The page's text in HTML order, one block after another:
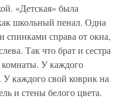
«Детская» была
школьный пенал. Одна
спинками справа от окна,
Так что брат и сестра
комнаты. У каждого
У каждого свой коврик на
и стены белого цвета.